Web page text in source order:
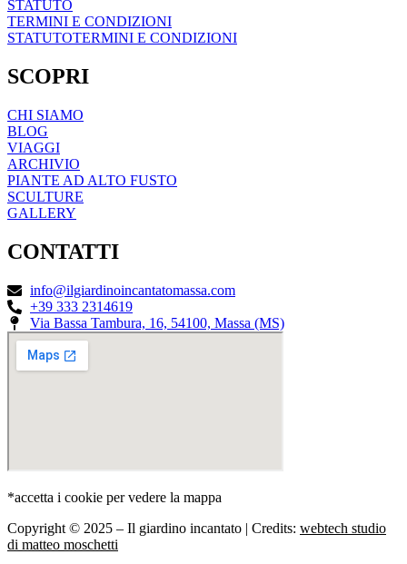
STATUTO
TERMINI E CONDIZIONI
STATUTOTERMINI E CONDIZIONI
SCOPRI
CHI SIAMO
BLOG
VIAGGI
ARCHIVIO
PIANTE AD ALTO FUSTO
SCULTURE
GALLERY
CONTATTI
info@ilgiardinoincantatomassa.com
+39 333 2314619
Via Bassa Tambura, 16, 54100, Massa (MS)
*accetta i cookie per vedere la mappa
Copyright © 2025 – Il giardino incantato | Credits: webtech studio
di matteo moschetti